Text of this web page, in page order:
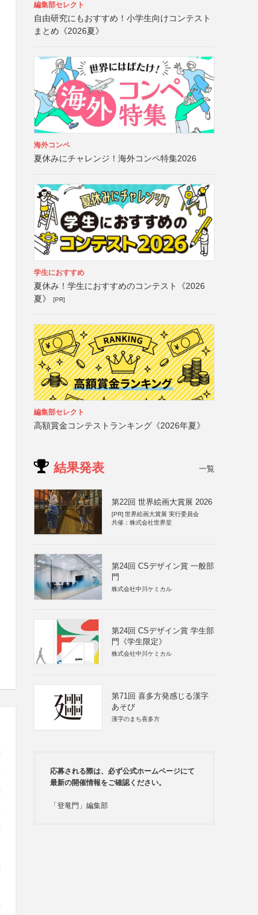
編集部セレクト
自由研究にもおすすめ！小学生向けコンテスト
まとめ《2026夏》
海外コンペ
夏休みにチャレンジ！海外コンペ特集2026
学生におすすめ
夏休み！学生におすすめのコンテスト《2026
夏》
[PR]
編集部セレクト
高額賞金コンテストランキング《2026年夏》
結果発表 一覧
第22回 世界絵画大賞展 2026
[PR] 世界絵画大賞展 実行委員会
共催：株式会社世界堂
第24回 CSデザイン賞 一般部
門
株式会社中川ケミカル
第24回 CSデザイン賞 学生部
門《学生限定》
株式会社中川ケミカル
第71回 喜多方発感じる漢字
あそび
漢字のまち喜多方
応募される際は、必ず公式ホームページにて
最新の開催情報をご確認ください。
「登竜門」編集部